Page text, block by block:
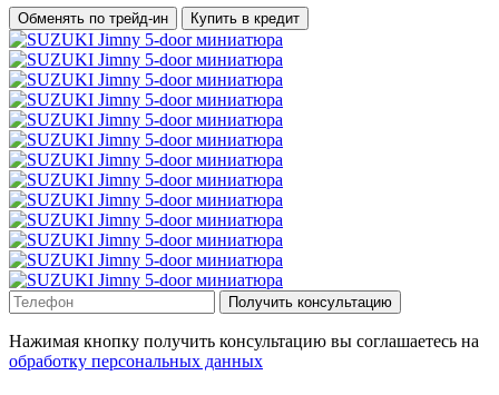
Обменять по трейд-ин Купить в кредит
Получить консультацию
Нажимая кнопку получить консультацию вы соглашаетесь на
обработку персональных данных